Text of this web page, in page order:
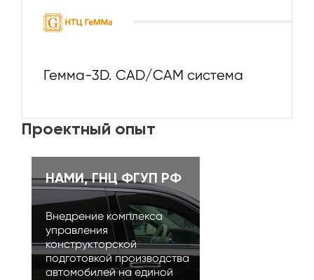
Гемма-3D. CAD/CAM система
Проектный опыт
НАМИ, ГНЦ ФГУП РФ
Внедрение комплекса
управления
конструкторской
подготовкой производства
автомобилей на единой